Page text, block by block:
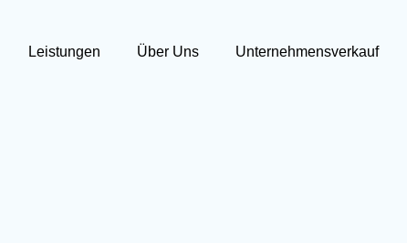
Leistungen Über Uns Unternehmensverkauf